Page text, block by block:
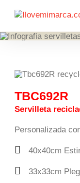
TBC692R
Servilleta
Personalizada
40x40cm
33x33cm